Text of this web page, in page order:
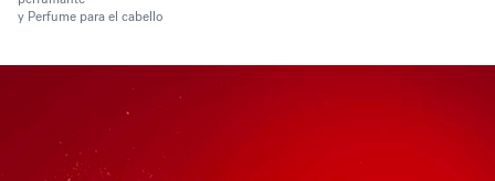
y Perfume para el cabello